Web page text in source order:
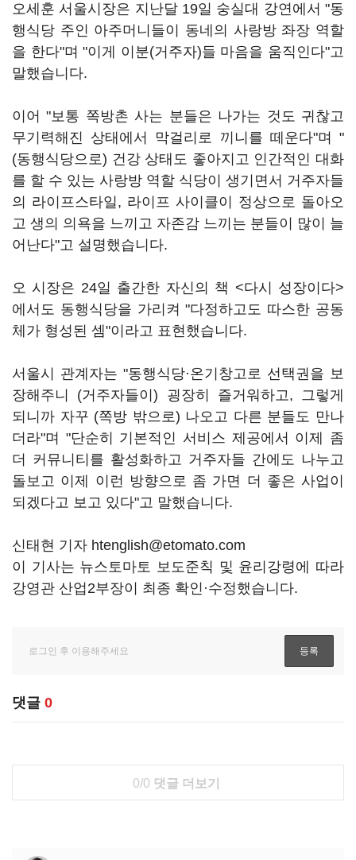
오세훈 서울시장은 지난달 19일 숭실대 강연에서 "동
행식당 주인 아주머니들이 동네의 사랑방 좌장 역할
을 한다"며 "이게 이분(거주자)들 마음을 움직인다"고
말했습니다.
이어 "보통 쪽방촌 사는 분들은 나가는 것도 귀찮고
무기력해진 상태에서 막걸리로 끼니를 떼운다"며 "
(동행식당으로) 건강 상태도 좋아지고 인간적인 대화
를 할 수 있는 사랑방 역할 식당이 생기면서 거주자들
의 라이프스타일, 라이프 사이클이 정상으로 돌아오
고 생의 의욕을 느끼고 자존감 느끼는 분들이 많이 늘
어난다"고 설명했습니다.
오 시장은 24일 출간한 자신의 책 <다시 성장이다>
에서도 동행식당을 가리켜 "다정하고도 따스한 공동
체가 형성된 셈"이라고 표현했습니다.
서울시 관계자는 "동행식당·온기창고로 선택권을 보
장해주니 (거주자들이) 굉장히 즐거워하고, 그렇게
되니까 자꾸 (쪽방 밖으로) 나오고 다른 분들도 만나
더라"며 "단순히 기본적인 서비스 제공에서 이제 좀
더 커뮤니티를 활성화하고 거주자들 간에도 나누고
돌보고 이제 이런 방향으로 좀 가면 더 좋은 사업이
되겠다고 보고 있다"고 말했습니다.
신태현 기자 htenglish@etomato.com
이 기사는 뉴스토마토 보도준칙 및 윤리강령에 따라
강영관 산업2부장이 최종 확인·수정했습니다.
댓글 0
0/0 댓글 더보기